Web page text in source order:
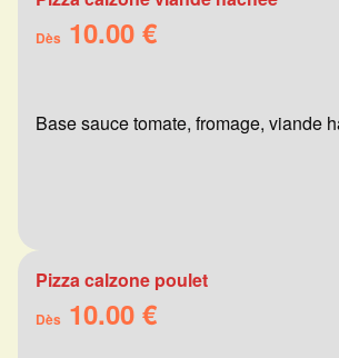
Dès 10.00 €
Base sauce tomate, fromage, viande
Pizza calzone poulet
Dès 10.00 €